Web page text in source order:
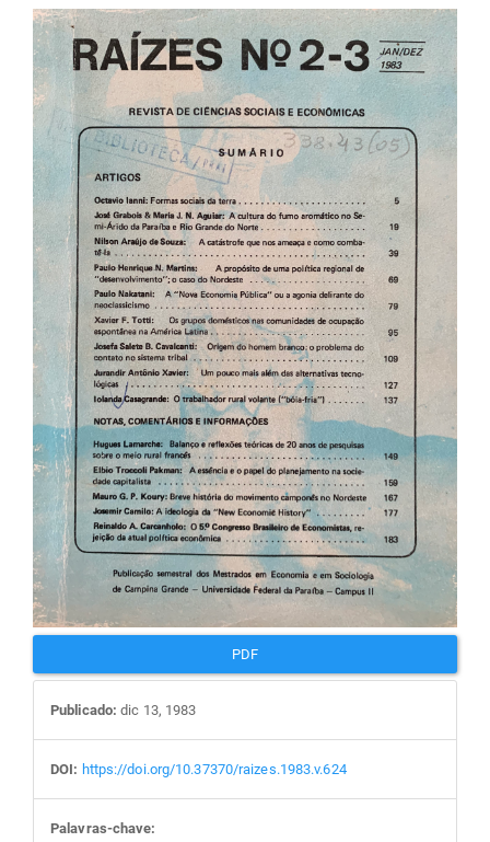
Barra
lateral
de
artigos
PDF
Publicado: dic 13, 1983
DOI: https://doi.org/10.37370/raizes.1983.v.624
Palavras-chave: